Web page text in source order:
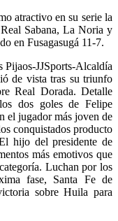
atractivo en su serie la
Sabana, La Noria y
en Fusagasugá 11-7.
Pijaos-JJSports-Alcaldía
de vista tras su triunfo
Real Dorada. Detalle
dos goles de Felipe
el jugador más joven de
conquistados producto
hijo del presidente de
más emotivos que
Luchan por los
fase, Santa Fe de
sobre Huila para